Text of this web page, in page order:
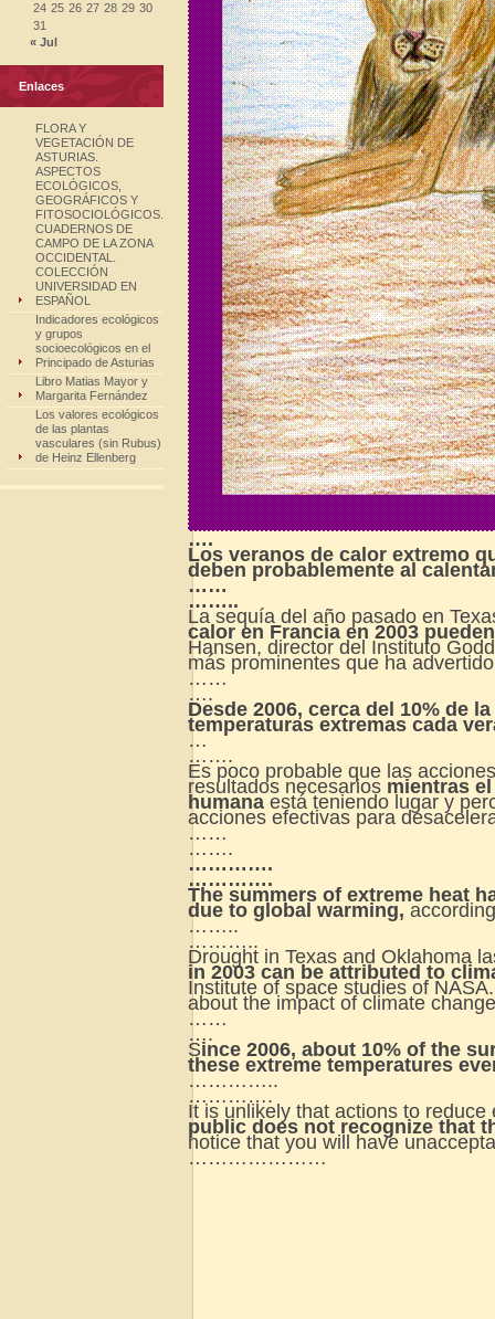
24 25 26 27 28 29 30
31
« Jul
Enlaces
FLORA Y
VEGETACIÓN DE
ASTURIAS.
ASPECTOS
ECOLÓGICOS,
GEOGRÁFICOS Y
FITOSOCIOLÓGICOS.
CUADERNOS DE
CAMPO DE LA ZONA
OCCIDENTAL.
COLECCIÓN
UNIVERSIDAD EN
ESPAÑOL
Indicadores ecológicos
y grupos
socioecológicos en el
Principado de Asturias
Libro Matias Mayor y
Margarita Fernández
Los valores ecológicos
de las plantas
vasculares (sin Rubus)
de Heinz Ellenberg
….
Los veranos de calor extremo
deben probablemente al
……
……..
La sequía del año pasado en
calor en Francia en 2003
Hansen, director del Instituto
más prominentes que ha
……
….
Desde 2006, cerca del 10% de
temperaturas extremas cada
…
…….
Es poco probable que las
resultados necesarios mientras
humana está teniendo lugar y
acciones efectivas para
……
…….
………….
………….
The summers of extreme heat
due to global warming,
……..
………..
Drought in Texas and Oklahoma
in 2003 can be attributed to
Institute of space studies of
about the impact of climate
……
….
Since 2006, about 10% of the
these extreme temperatures
…………..
………….
It is unlikely that actions to
public does not recognize that
notice that you will have
…………………